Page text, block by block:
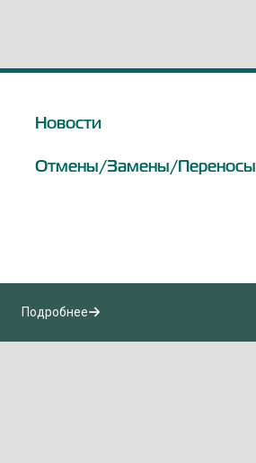
Новости
Отмены/Замены/Переносы
Подробнее